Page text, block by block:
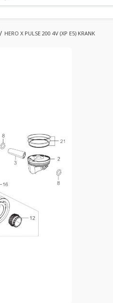
HERO X PULSE 200 4V (XP E5) KRANK